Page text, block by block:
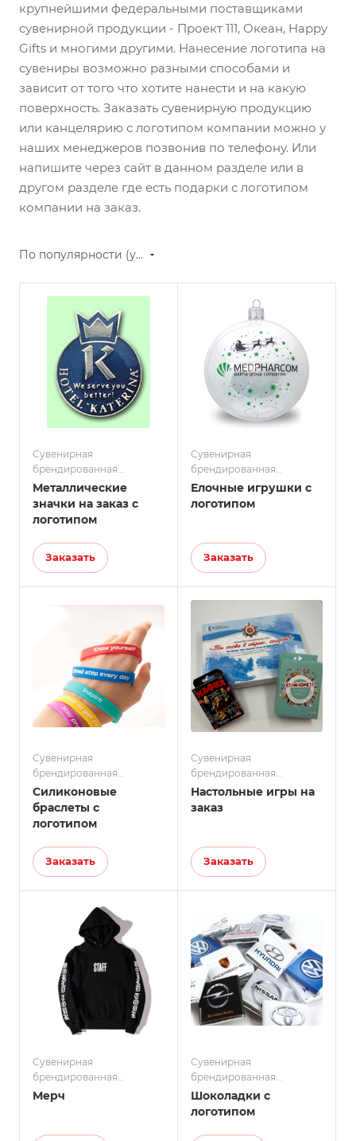
крупнейшими федеральными поставщиками
сувенирной продукции - Проект 111, Океан, Happy
Gifts и многими другими. Нанесение логотипа на
сувениры возможно разными способами и
зависит от того что хотите нанести и на какую
поверхность. Заказать сувенирную продукцию
или канцелярию с логотипом компании можно у
наших менеджеров позвонив по телефону. Или
напишите через сайт в данном разделе или в
другом разделе где есть подарки с логотипом
компании на заказ.
По популярности (убывание)
Сувенирная
брендированная
продукция
Металлические
значки на заказ с
логотипом
Заказать
Сувенирная
брендированная
продукция
Елочные игрушки с
логотипом
Заказать
Сувенирная
брендированная
продукция
Силиконовые
браслеты с
логотипом
Заказать
Сувенирная
брендированная
продукция
Настольные игры на
заказ
Заказать
Сувенирная
брендированная
продукция
Мерч
Сувенирная
брендированная
продукция
Шоколадки с
логотипом